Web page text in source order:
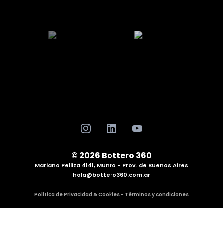
© 2026 Bottero 360
Mariano Pelliza 4141, Munro - Prov. de Buenos Aires
hola@bottero360.com.ar
Política de Privacidad & Cookies - Términos y condiciones